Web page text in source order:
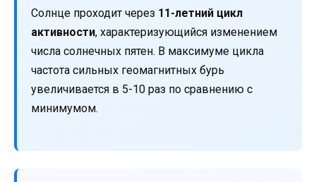
Солнце проходит через 11-летний цикл
активности, характеризующийся изменением
числа солнечных пятен. В максимуме цикла
частота сильных геомагнитных бурь
увеличивается в 5-10 раз по сравнению с
минимумом.